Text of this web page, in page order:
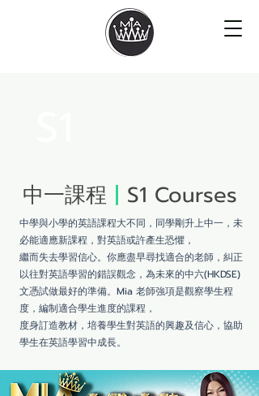
中一課程 | S1 Courses
中學與小學的英語課程大不同，同學剛升上中一，未
必能適應新課程，對英語或許產生恐懼，
繼而失去學習信心。你應盡早尋找適合的老師，糾正
以往對英語學習的錯誤觀念，為未來的中六(HKDSE)
文憑試做最好的準備。Mia 老師強項是觀察學生程
度，編制適合學生進度的課程，
度身訂造教材，培養學生對英語的興趣及信心，協助
學生在英語學習中成長。